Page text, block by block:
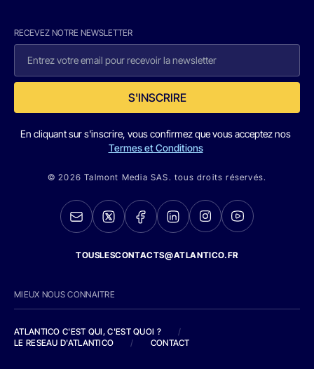
RECEVEZ NOTRE NEWSLETTER
S'INSCRIRE
En cliquant sur s'inscrire, vous confirmez que vous acceptez nos
Termes et Conditions
© 2026 Talmont Media SAS. tous droits réservés.
TOUSLESCONTACTS@ATLANTICO.FR
MIEUX NOUS CONNAITRE
ATLANTICO C'EST QUI, C'EST QUOI ?
/
LE RESEAU D'ATLANTICO
/ CONTACT